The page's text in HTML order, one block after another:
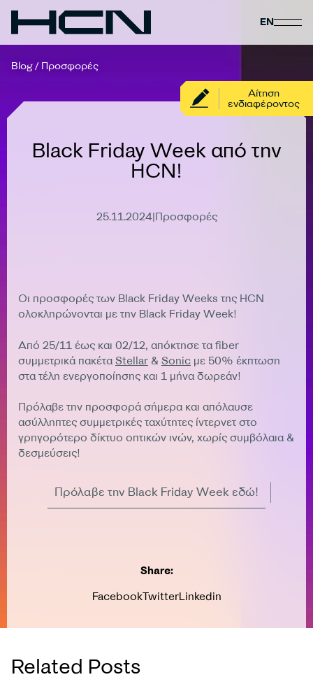
EN
Αίτηση
ενδιαφέροντος
Blog/ Προσφορές
Black Friday Week από την
HCN!
25.11.2024|Προσφορές
Οι προσφορές των Black Friday Weeks της HCN
ολοκληρώνονται με την Black Friday Week!
Από 25/11 έως και 02/12, απόκτησε τα fiber
συμμετρικά πακέτα Stellar & Sonic με 50% έκπτωση
στα τέλη ενεργοποίησης και 1 μήνα δωρεάν!
Πρόλαβε την προσφορά σήμερα και απόλαυσε
ασύλληπτες συμμετρικές ταχύτητες ίντερνετ στο
γρηγορότερο δίκτυο οπτικών ινών, χωρίς συμβόλαια &
δεσμεύσεις!
Πρόλαβε την Black Friday Week εδώ!
Share:
FacebookTwitterLinkedin
Related Posts